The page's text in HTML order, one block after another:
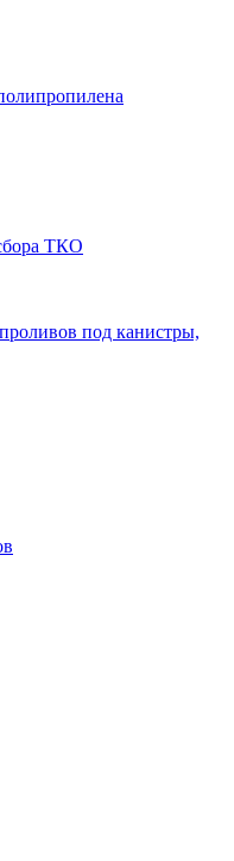
ТКО
под канистры,